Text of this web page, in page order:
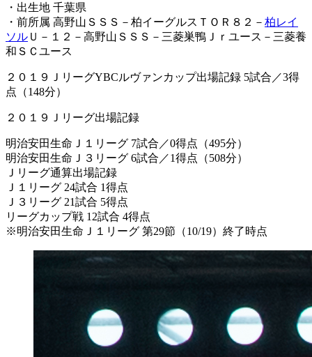
・出生地 千葉県
・前所属 高野山ＳＳＳ－柏イーグルスＴＯＲ８２－ 柏レイ
ソル Ｕ－１２－高野山ＳＳＳ－三菱巣鴨Ｊｒユース－三菱養
和ＳＣユース
２０１９ＪリーグYBCルヴァンカップ出場記録 5試合／3得
点（148分）
２０１９Ｊリーグ出場記録
明治安田生命Ｊ１リーグ 7試合／0得点（495分）
明治安田生命Ｊ３リーグ 6試合／1得点（508分）
Ｊリーグ通算出場記録
Ｊ１リーグ 24試合 1得点
Ｊ３リーグ 21試合 5得点
リーグカップ戦 12試合 4得点
※明治安田生命Ｊ１リーグ 第29節（10/19）終了時点